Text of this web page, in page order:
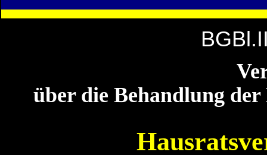
über die Behandlung